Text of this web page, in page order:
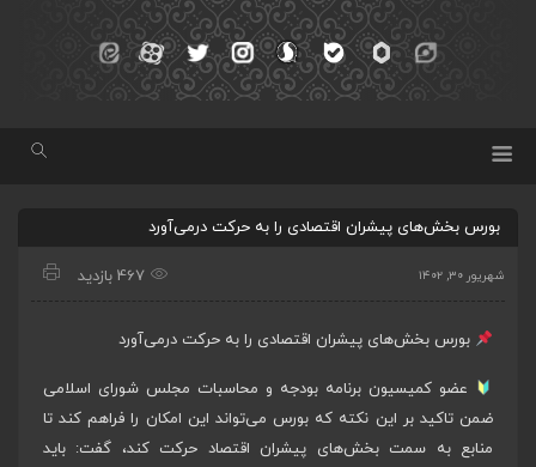
بورس بخش‌های پیشران اقتصادی را به حرکت درمی‌آورد
شهریور ۳۰, ۱۴۰۲ 467 بازدید
بورس بخش‌های پیشران اقتصادی را به حرکت درمی‌آورد
عضو کمیسیون برنامه بودجه و محاسبات مجلس شورای اسلامی
ضمن تاکید بر این نکته که بورس می‌تواند این امکان را فراهم کند تا
منابع به سمت بخش‌های پیشران اقتصاد حرکت کند، گفت: باید